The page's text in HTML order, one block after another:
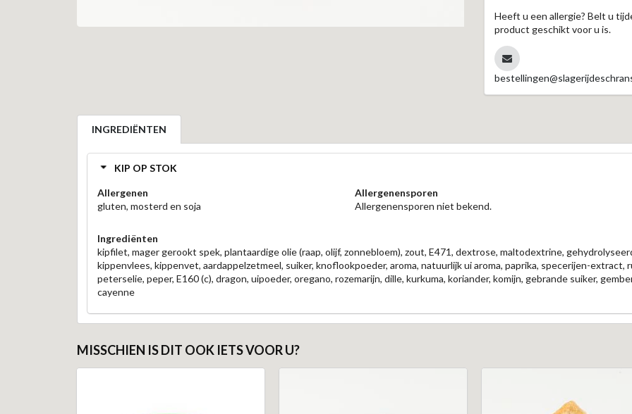
Heeft u een allergie? Belt u
product geschikt voor u is.
INGREDIËNTEN
KIP OP STOK
Allergenen
gluten, mosterd en soja
Allergenensporen
Allergenensporen niet bekend.
Ingrediënten
kipfilet, mager gerookt spek, plantaardige olie (raap, olijf, zonnebloem), zout, E471, dextrose, maltodextrine,
kippenvlees, kippenvet, aardappelzetmeel, suiker, knoflookpoeder, aroma, natuurlijk ui aroma, paprika, specerijen-extract,
peterselie, peper, E160 (c), dragon, uipoeder, oregano, rozemarijn, dille, kurkuma, koriander, komijn, gebrande suiker,
cayenne
MISSCHIEN IS DIT OOK IETS VOOR U?